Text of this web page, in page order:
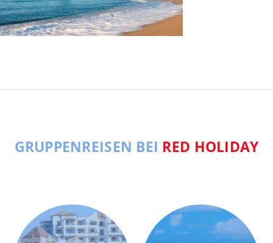
GRUPPENREISEN BEI RED HOLIDAY